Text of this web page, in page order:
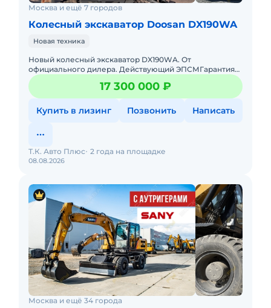
Москва и ещё 7 городов
Колесный экскаватор Doosan DX190WA
Новая техника
Новый колесный экскаватор DX190WA. От
официального дилера. Действующий ЭПСМГарантия
производителя: 2 года или 4000 м/ч.Лизинг: Поможем
подобрать лучшие условия17 300 000 ₽
Купить в лизинг Позвонить Написать
08.08.2026
Т.К. Авто Плюс 2 года на площадке
Москва и ещё 34 города